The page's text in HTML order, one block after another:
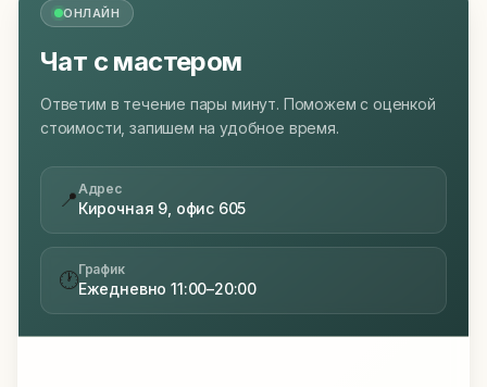
ОНЛАЙН
Чат с мастером
Ответим в течение пары минут. Поможем с оценкой
стоимости, запишем на удобное время.
📍Адрес
Кирочная 9, офис 605
🕐График
Ежедневно 11:00–20:00